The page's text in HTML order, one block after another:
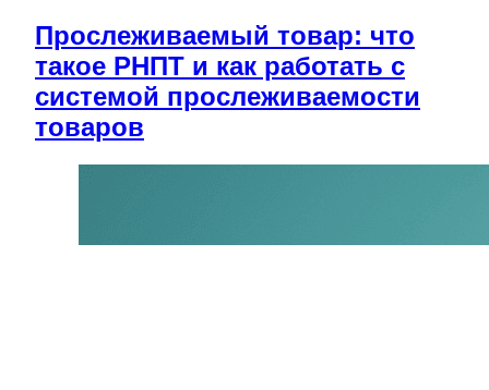
Прослеживаемый товар: что
такое РНПТ и как работать с
системой прослеживаемости
товаров